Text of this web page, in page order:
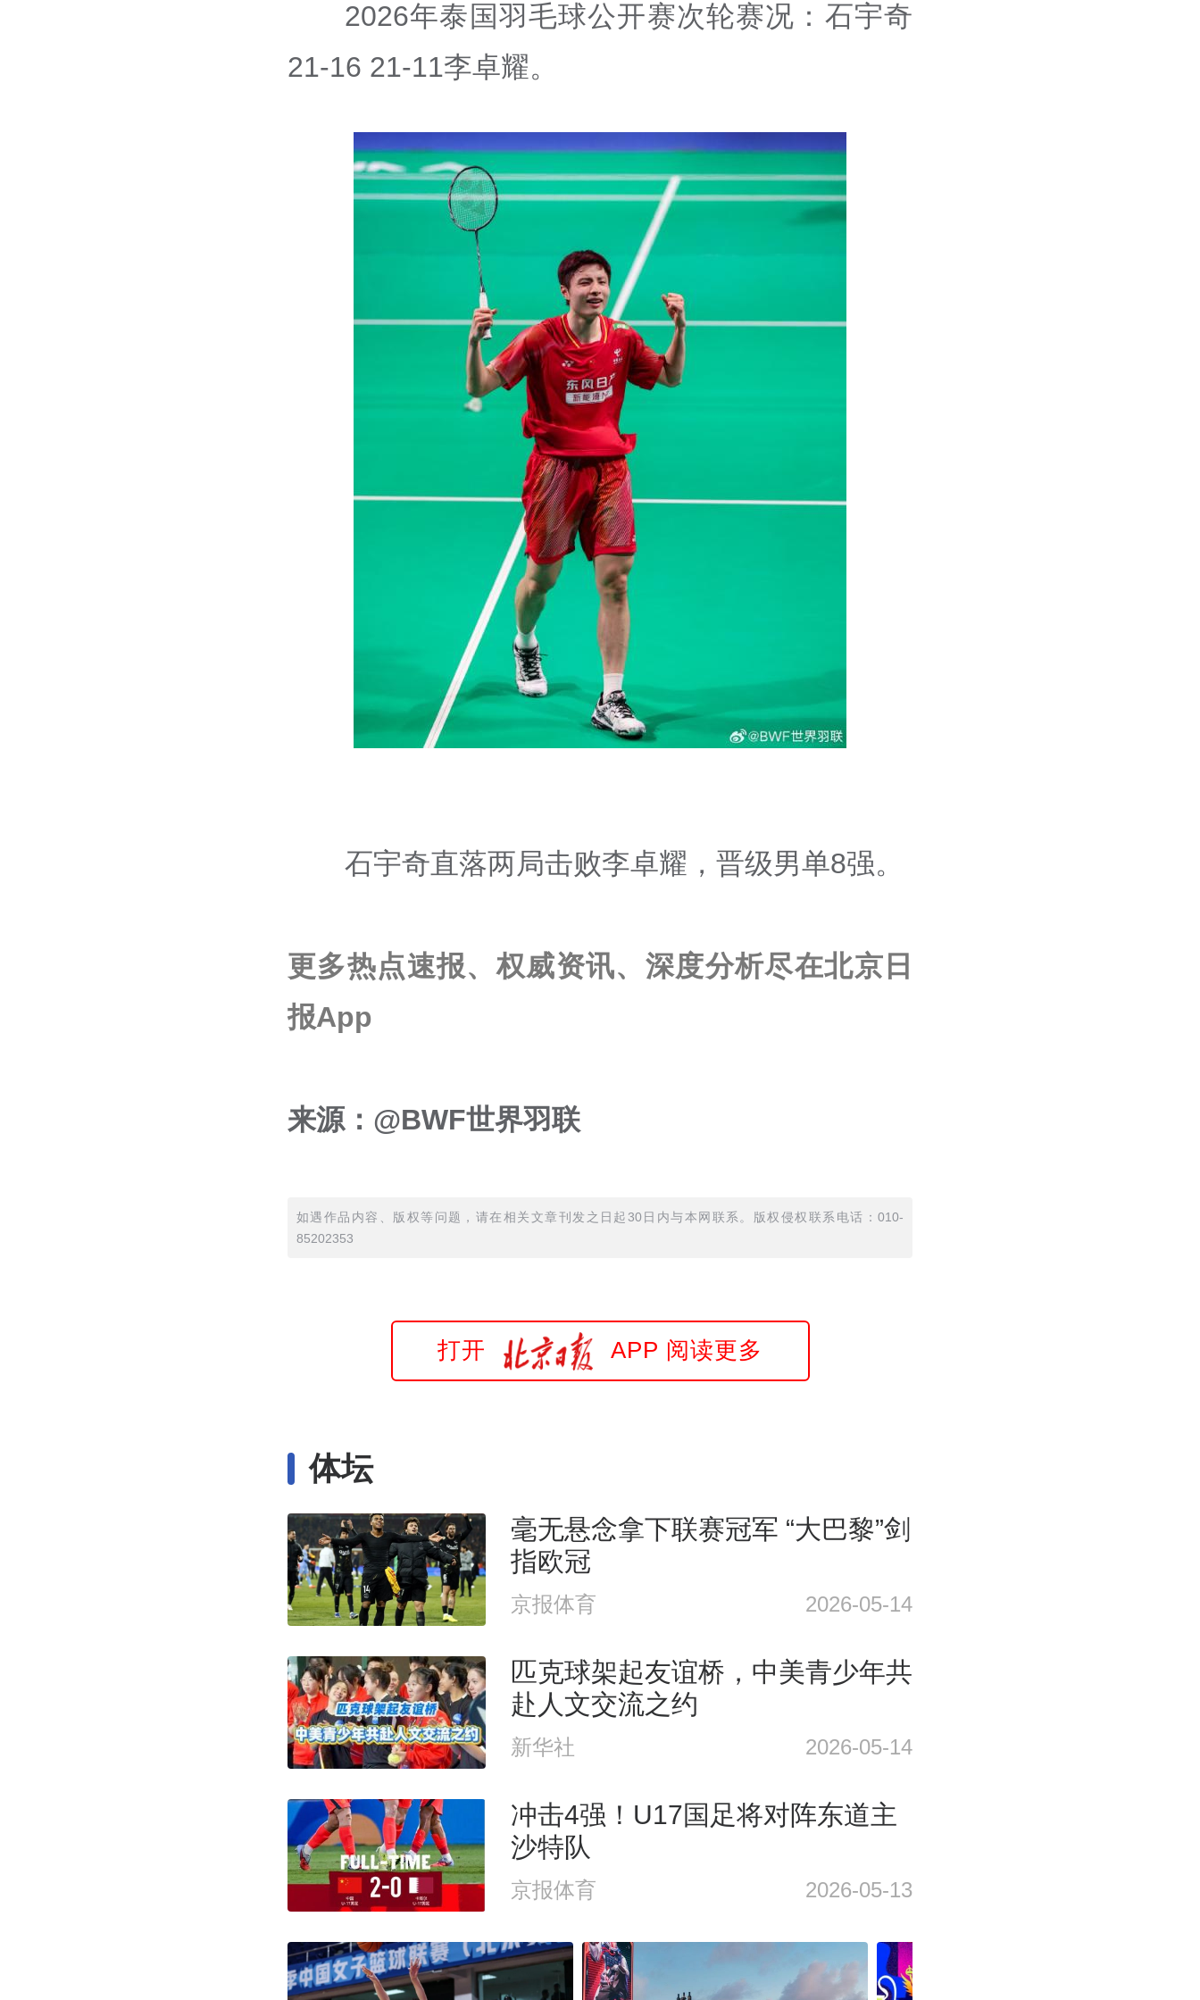
2026年泰国羽毛球公开赛次轮赛况：石宇奇
21-16 21-11李卓耀。
石宇奇直落两局击败李卓耀，晋级男单8强。 ​​​
更多热点速报、权威资讯、深度分析尽在北京日
报App
来源：@BWF世界羽联
如遇作品内容、版权等问题，请在相关文章刊发之日起30日内与本网联系。版权侵权联系电话：010-
85202353
打开 APP 阅读更多
体坛
毫无悬念拿下联赛冠军 “大巴黎”剑
指欧冠
京报体育 2026-05-14
匹克球架起友谊桥，中美青少年共
赴人文交流之约
新华社 2026-05-14
冲击4强！U17国足将对阵东道主
沙特队
京报体育 2026-05-13